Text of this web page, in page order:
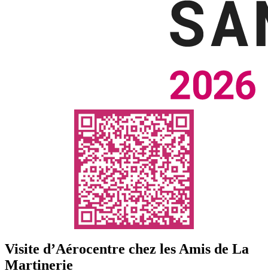
Visite d’Aérocentre chez les Amis de La
Martinerie